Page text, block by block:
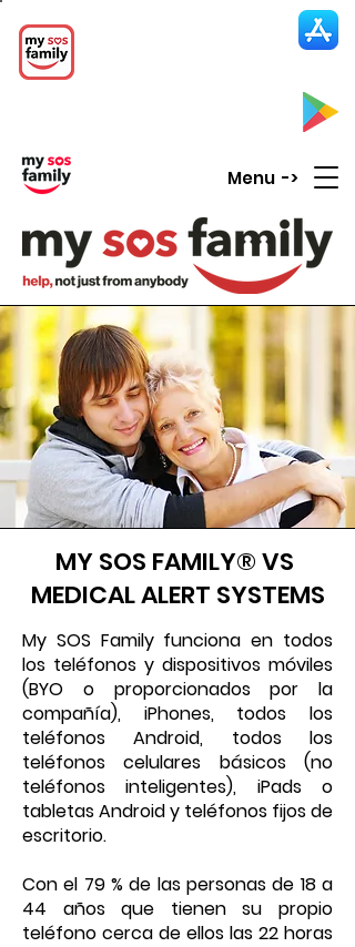
Menu ->
MY SOS FAMILY® VS
MEDICAL ALERT SYSTEMS
My SOS Family funciona en todos
los teléfonos y dispositivos móviles
(BYO o proporcionados por la
compañía), iPhones, todos los
teléfonos Android, todos los
teléfonos celulares básicos (no
teléfonos inteligentes), iPads o
tabletas Android y teléfonos fijos de
escritorio.
Con el 79 % de las personas de 18 a
44 años que tienen su propio
teléfono cerca de ellos las 22 horas